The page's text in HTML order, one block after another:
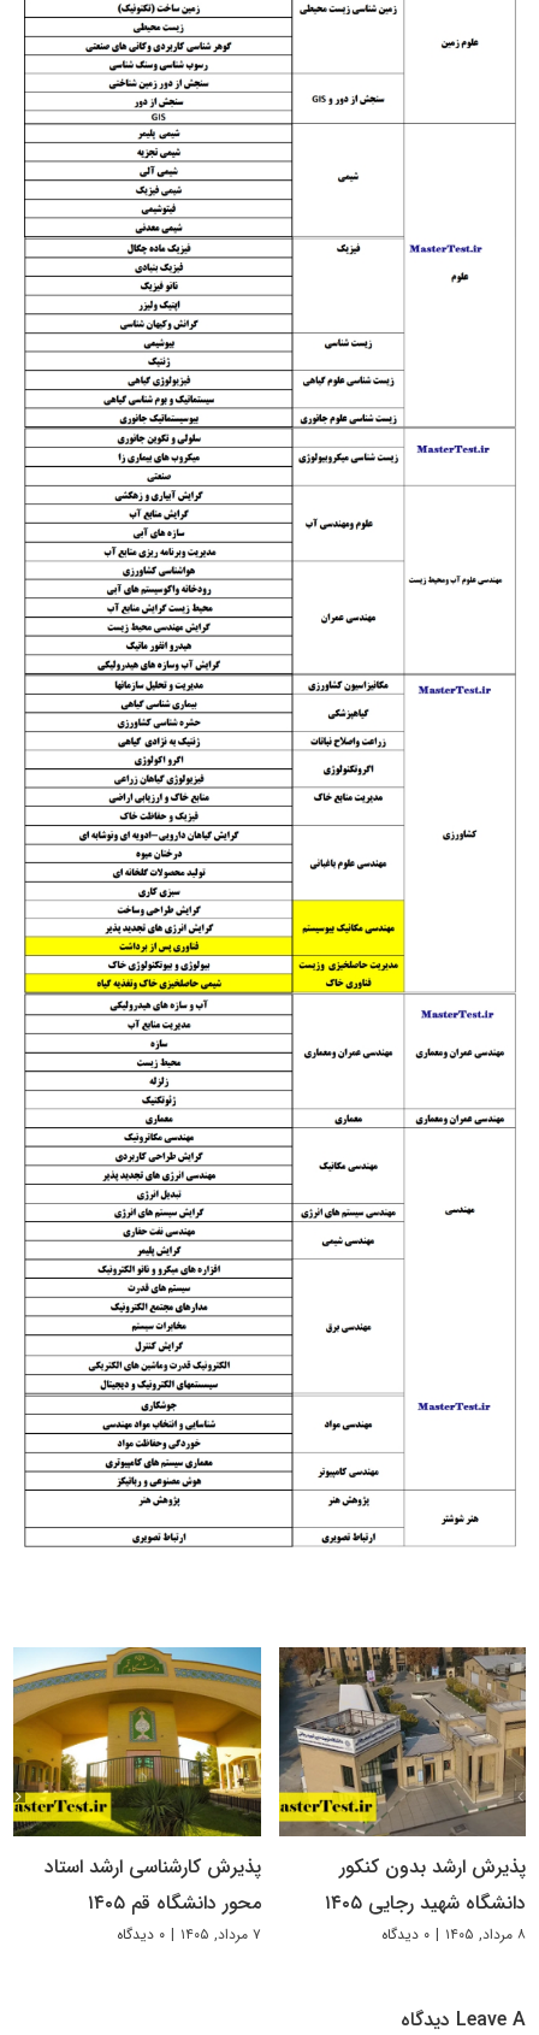
پذیرش ارشد بدون کنکور
دانشگاه شهید رجایی ۱۴۰۵
۸ مرداد, ۱۴۰۵ | ۰ دیدگاه
پذیرش کارشناسی ارشد استاد
محور دانشگاه قم ۱۴۰۵
۷ مرداد, ۱۴۰۵ | ۰ دیدگاه
Leave A دیدگاه